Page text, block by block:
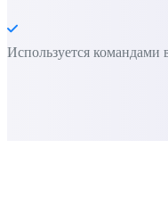
Используется командами